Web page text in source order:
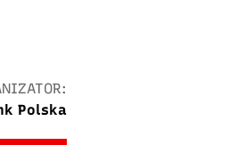
Polska